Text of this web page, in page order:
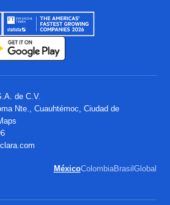
de C.V.
Nte., Cuauhtémoc, Ciudad de
MéxicoColombiaBrasilGlobal